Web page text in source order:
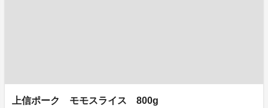
上信ポーク モモスライス 800g